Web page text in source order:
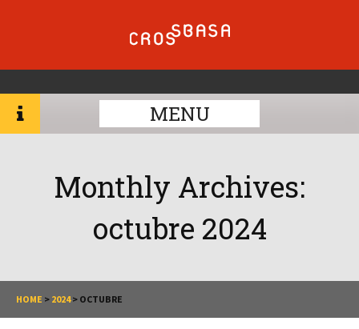
MENU
Monthly Archives:
octubre 2024
HOME > 2024 > OCTUBRE